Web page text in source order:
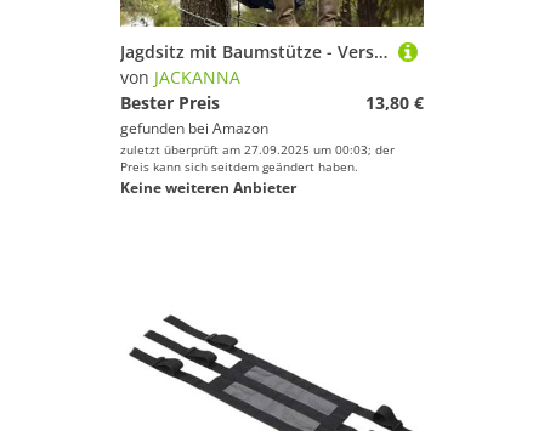
Jagdsitz mit Baumstütze - Verstellbarer Kletterersitz mit atmungsaktiven Schnallen, weichem Netzgewebe und Nylongurten für Jagdbaumhalterungen (schwarz)
von JACKANNA
Bester Preis
13,80 €
gefunden bei Amazon
zuletzt überprüft am 27.09.2025 um 00:03; der
Preis kann sich seitdem geändert haben.
Keine weiteren Anbieter